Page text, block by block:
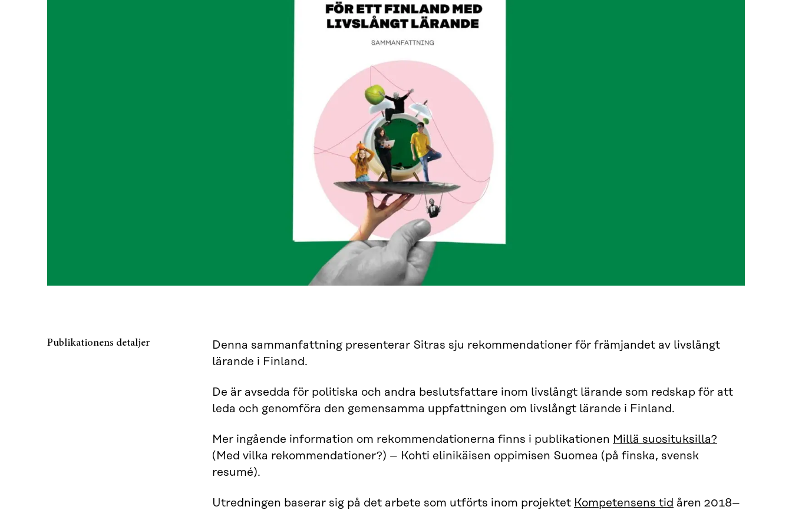
Publikationens detaljer
Denna sammanfattning presenterar Sitras sju rekommendationer för främjandet av livslångt
lärande i Finland.
De är avsedda för politiska och andra beslutsfattare inom livslångt lärande som redskap för att
leda och genomföra den gemensamma uppfattningen om livslångt lärande i Finland.
Mer ingående information om rekommendationerna finns i publikationen Millä suosituksilla?
(Med vilka rekommendationer?) – Kohti elinikäisen oppimisen Suomea (på finska, svensk
resumé).
Utredningen baserar sig på det arbete som utförts inom projektet Kompetensens tid åren 2018–